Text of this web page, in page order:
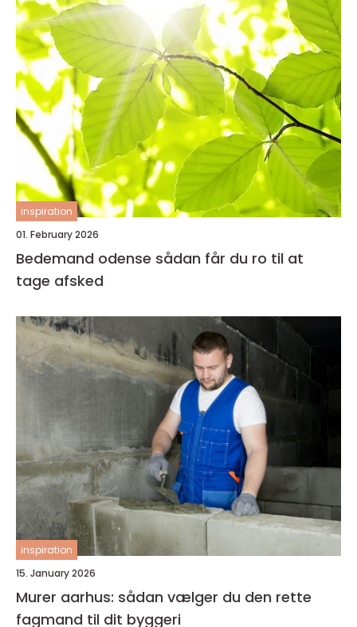
inspiration
01. February 2026
Bedemand odense sådan får du ro til at
tage afsked
inspiration
15. January 2026
Murer aarhus: sådan vælger du den rette
fagmand til dit byggeri